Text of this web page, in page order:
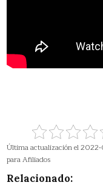
Última actualización el
para Afiliados
Relacionado: